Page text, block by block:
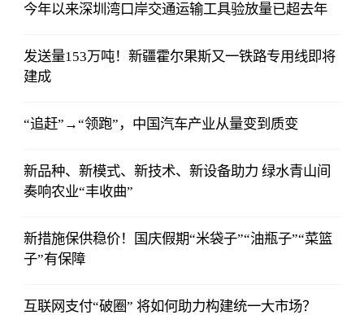
今年以来深圳湾口岸交通运输工具验放量已超去年
发送量153万吨！新疆霍尔果斯又一铁路专用线即将
建成
“追赶”→“领跑”，中国汽车产业从量变到质变
新品种、新模式、新技术、新设备助力 绿水青山间
奏响农业“丰收曲”
新措施保供稳价！国庆假期“米袋子”“油瓶子”“菜篮
子”有保障
互联网支付“破圈” 将如何助力构建统一大市场？